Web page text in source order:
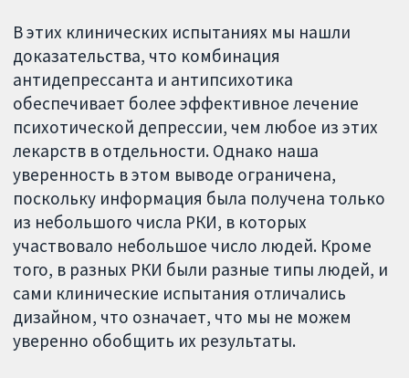
В этих клинических испытаниях мы нашли
доказательства, что комбинация
антидепрессанта и антипсихотика
обеспечивает более эффективное лечение
психотической депрессии, чем любое из этих
лекарств в отдельности. Однако наша
уверенность в этом выводе ограничена,
поскольку информация была получена только
из небольшого числа РКИ, в которых
участвовало небольшое число людей. Кроме
того, в разных РКИ были разные типы людей, и
сами клинические испытания отличались
дизайном, что означает, что мы не можем
уверенно обобщить их результаты.